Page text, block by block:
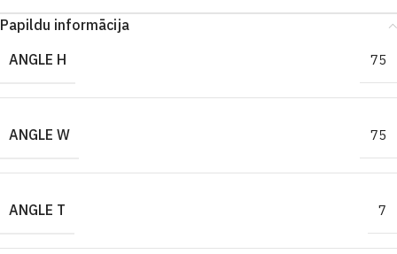
Papildu informācija
ANGLE H
75
ANGLE W 75
ANGLE T 7